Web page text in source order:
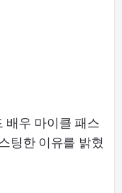
배우 마이클 패스
팅한 이유를 밝혔